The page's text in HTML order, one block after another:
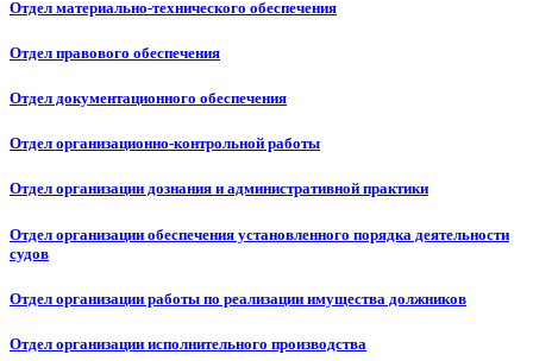
Отдел материально-технического обеспечения
Отдел правового обеспечения
Отдел документационного обеспечения
Отдел организационно-контрольной работы
Отдел организации дознания и административной практики
Отдел организации обеспечения установленного порядка деятельности
судов
Отдел организации работы по реализации имущества должников
Отдел организации исполнительного производства